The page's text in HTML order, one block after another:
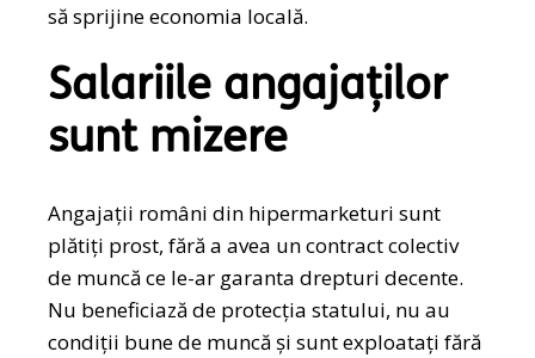
să sprijine economia locală.
Salariile angajaților
sunt mizere
Angajații români din hipermarketuri sunt
plătiți prost, fără a avea un contract colectiv
de muncă ce le-ar garanta drepturi decente.
Nu beneficiază de protecția statului, nu au
condiții bune de muncă și sunt exploatați fără